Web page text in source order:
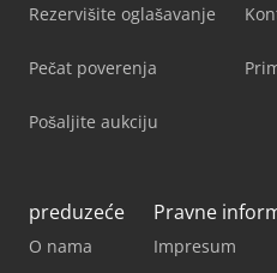
Rezervišite oglašavanje
Pečat poverenja
Pošaljite aukciju
preduzeće
O nama
Pravne
Impresum